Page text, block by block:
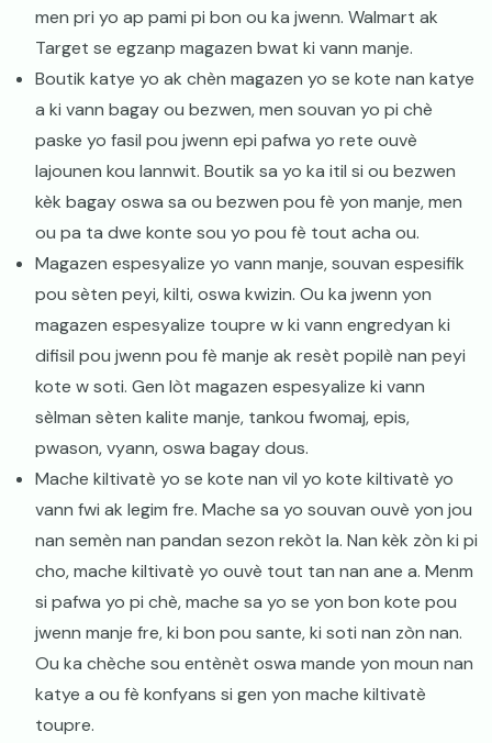
men pri yo ap pami pi bon ou ka jwenn. Walmart ak
Target se egzanp magazen bwat ki vann manje.
Boutik katye yo ak chèn magazen yo se kote nan katye
a ki vann bagay ou bezwen, men souvan yo pi chè
paske yo fasil pou jwenn epi pafwa yo rete ouvè
lajounen kou lannwit. Boutik sa yo ka itil si ou bezwen
kèk bagay oswa sa ou bezwen pou fè yon manje, men
ou pa ta dwe konte sou yo pou fè tout acha ou.
Magazen espesyalize yo vann manje, souvan espesifik
pou sèten peyi, kilti, oswa kwizin. Ou ka jwenn yon
magazen espesyalize toupre w ki vann engredyan ki
difisil pou jwenn pou fè manje ak resèt popilè nan peyi
kote w soti. Gen lòt magazen espesyalize ki vann
sèlman sèten kalite manje, tankou fwomaj, epis,
pwason, vyann, oswa bagay dous.
Mache kiltivatè yo se kote nan vil yo kote kiltivatè yo
vann fwi ak legim fre. Mache sa yo souvan ouvè yon jou
nan semèn nan pandan sezon rekòt la. Nan kèk zòn ki pi
cho, mache kiltivatè yo ouvè tout tan nan ane a. Menm
si pafwa yo pi chè, mache sa yo se yon bon kote pou
jwenn manje fre, ki bon pou sante, ki soti nan zòn nan.
Ou ka chèche sou entènèt oswa mande yon moun nan
katye a ou fè konfyans si gen yon mache kiltivatè
toupre.